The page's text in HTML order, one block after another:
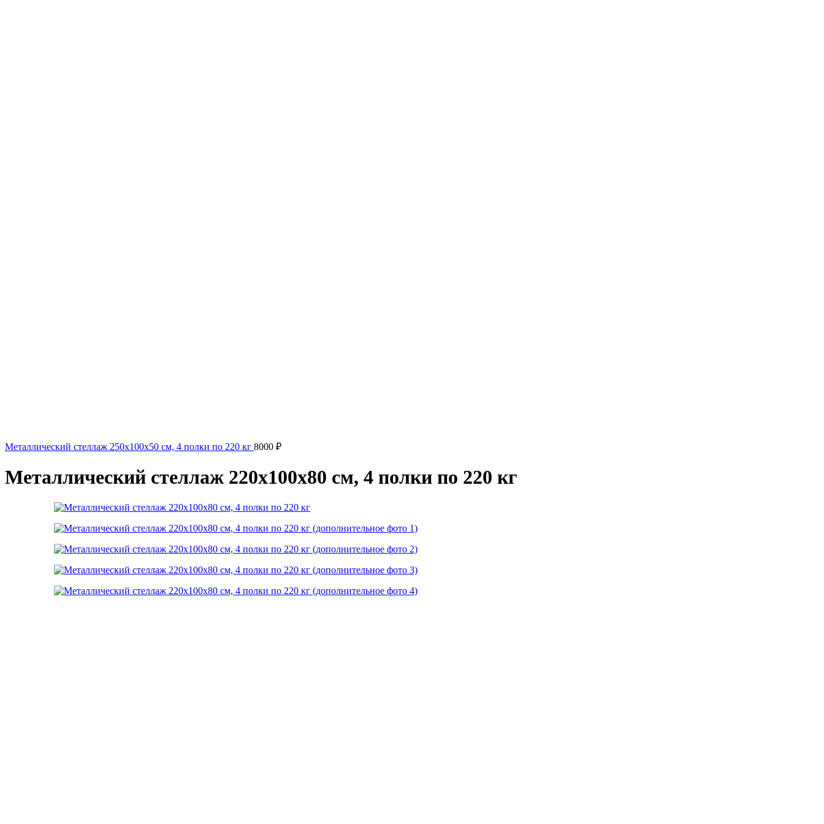
Металлический стеллаж 250x100x50 см, 4 полки по 220 кг 8000 ₽
Металлический стеллаж 220x100x80 см, 4 полки по 220 кг